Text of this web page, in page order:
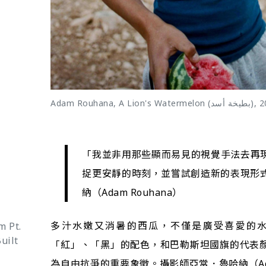
「我並非用那些顯而易見的視覺手法去
捉更安靜的時刻，並嘗試創造新的表現形
納（Adam Rouhana）
多汁水嫩又消暑的西瓜，不僅是廣受喜愛的
「紅」、「黑」的配色，和巴勒斯坦國旗的代
Pt.